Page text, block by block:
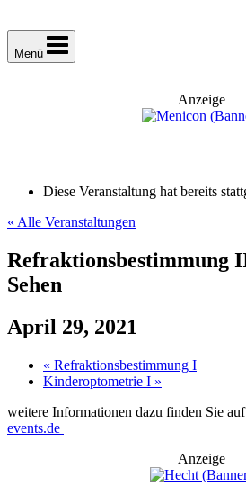
Menü
Anzeige
Diese Veranstaltung hat bereits
« Alle Veranstaltungen
Refraktionsbestimmung
Sehen
April 29, 2021
« Refraktionsbestimmung I
Kinderoptometrie I »
weitere Informationen dazu finden Sie auf
events.de
Anzeige